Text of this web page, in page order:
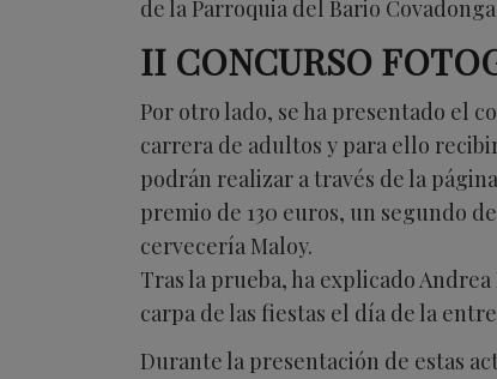
de la Parroquia del Bario
II CONCURSO
Por otro lado, se ha presentado el
carrera de adultos y para ello
podrán realizar a través de la
premio de 130 euros, un segundo
cervecería Maloy.
Tras la prueba, ha explicado
carpa de las fiestas el día de la
Durante la presentación de estas